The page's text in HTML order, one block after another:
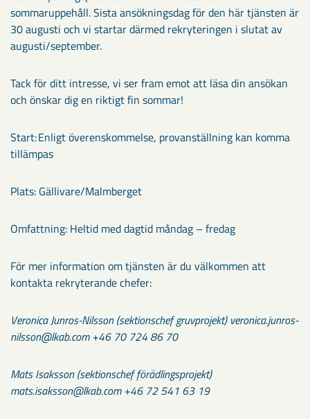
sommaruppehåll. Sista ansökningsdag för den här tjänsten är
30 augusti och vi startar därmed rekryteringen i slutat av
augusti/september.
Tack för ditt intresse, vi ser fram emot att läsa din ansökan
och önskar dig en riktigt fin sommar!
Start: Enligt överenskommelse, provanställning kan komma
tillämpas
Plats: Gällivare/Malmberget
Omfattning: Heltid med dagtid måndag – fredag
För mer information om tjänsten är du välkommen att
kontakta rekryterande chefer:
Veronica Junros-Nilsson (sektionschef gruvprojekt) veronica.junros-
nilsson@lkab.com +46 70 724 86 70
Mats Isaksson (sektionschef förädlingsprojekt)
mats.isaksson@lkab.com +46 72 541 63 19